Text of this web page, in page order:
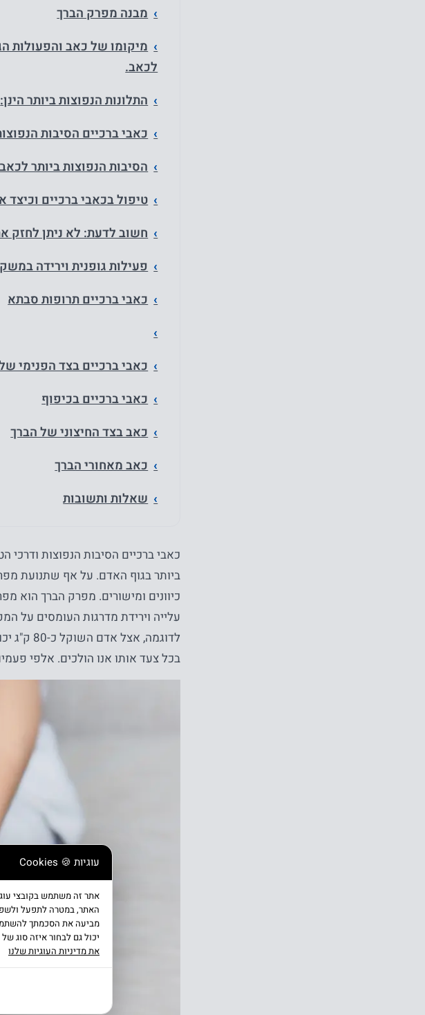
מבנה מפרק הברך
מיקומו של כאב והפעולות
לכאב.
התלונות הנפוצות ביותר הינן:
כאבי ברכיים הסיבות
הסיבות הנפוצות ביותר
טיפול בכאבי ברכיים
חשוב לדעת: לא ניתן לחזק
פעילות גופנית וירידה
כאבי ברכיים תרופות סבתא
כאבי ברכיים בצד הפנימי
כאבי ברכיים בכיפוף
כאב בצד החיצוני של הברך
כאב מאחורי הברך
שאלות ותשובות
כאבי ברכיים הסיבות הנפוצות
ביותר בגוף האדם. על אף שתנועת
כיוונים ומישורים. מפרק הברך הוא
עלייה וירידת מדרגות העומסים על
בכל צעד אותו אנו הולכים. אלפי
עוגיות 🍪 Cookies
האתר, במטרה לתפעל
מביעה את הסכמתך להשתמש
יכול גם לבחור איזה סוג
את מדיניות העוגיות שלנו